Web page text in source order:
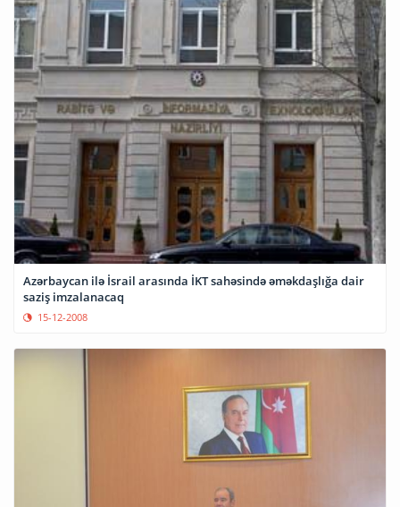
Azərbaycan ilə İsrail arasında İKT sahəsində əməkdaşlığa dair
saziş imzalanacaq
15-12-2008